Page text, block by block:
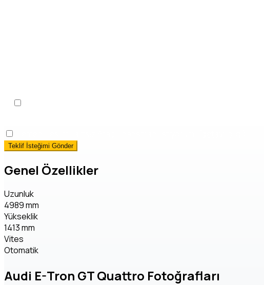
Genel Özellikler
Uzunluk
4989 mm
Yükseklik
1413 mm
Vites
Otomatik
Audi E-Tron GT Quattro Fotoğrafları